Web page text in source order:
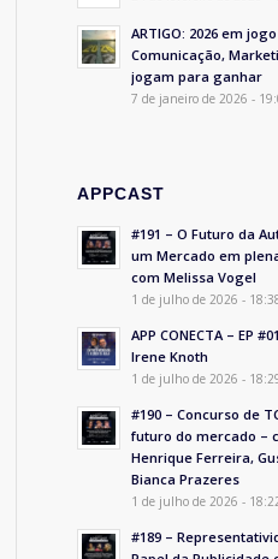
ARTIGO: 2026 em
Comunicação,
jogam para ganhar
7 de janeiro de 2026 -
APPCAST
#191 – O Futuro da
um Mercado em
com Melissa Vogel
1 de julho de 2026 -
APP CONECTA – EP
Irene Knoth
1 de julho de 2026 -
#190 – Concurso de
futuro do mercado –
Henrique Ferreira,
Bianca Prazeres
1 de julho de 2026 -
#189 –